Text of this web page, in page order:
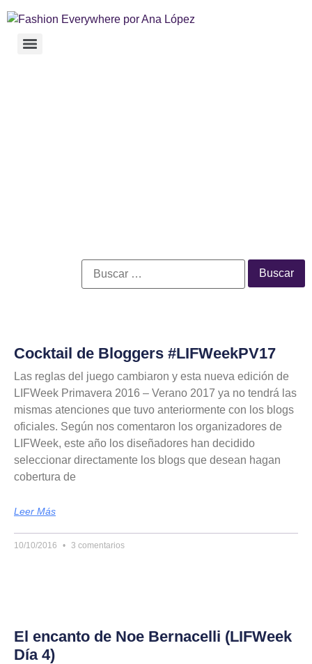
Cocktail de Bloggers #LIFWeekPV17
Las reglas del juego cambiaron y esta nueva edición de
LIFWeek Primavera 2016 – Verano 2017 ya no tendrá las
mismas atenciones que tuvo anteriormente con los blogs
oficiales. Según nos comentaron los organizadores de
LIFWeek, este año los diseñadores han decidido
seleccionar directamente los blogs que desean hagan
cobertura de
Leer Más
10/10/2016 3 comentarios
El encanto de Noe Bernacelli (LIFWeek
Día 4)